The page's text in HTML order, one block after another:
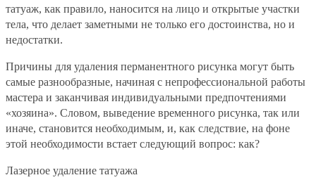
татуаж, как правило, наносится на лицо и открытые участки
тела, что делает заметными не только его достоинства, но и
недостатки.
Причины для удаления перманентного рисунка могут быть
самые разнообразные, начиная с непрофессиональной работы
мастера и заканчивая индивидуальными предпочтениями
«хозяина». Словом, выведение временного рисунка, так или
иначе, становится необходимым, и, как следствие, на фоне
этой необходимости встает следующий вопрос: как?
Лазерное удаление татуажа